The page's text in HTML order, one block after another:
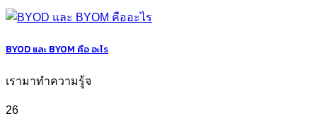
BYOD และ BYOM คือ อะไร
เรามาทำความรู้จ
26